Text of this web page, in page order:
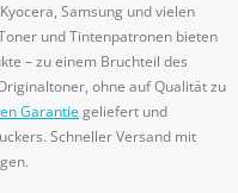
Samsung und vielen
und Tintenpatronen bieten
– zu einem Bruchteil des
ohne auf Qualität zu
Garantiegeliefert und
Schneller Versand mit